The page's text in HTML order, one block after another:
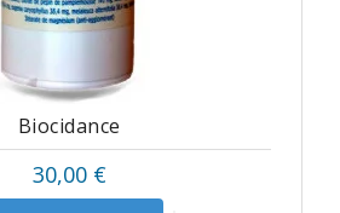
Biocidance
30,00 €Prix